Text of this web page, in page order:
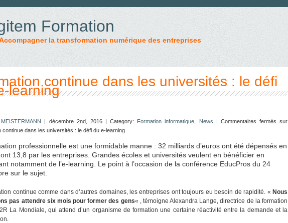
Formation
la transformation numérique des entreprises
continue dans les universités : le défi
learning
| décembre 2nd, 2016 | Category: Formation informatique News | Commentaires fermés sur
continue dans les universités : le défi du e-learning
professionnelle est une formidable manne : 32 milliards d’euros ont été dépensés en
13,8 par les entreprises. Grandes écoles et universités veulent en bénéficier en
notamment de l’e-learning. Le point à l’occasion de la conférence EducPros du 24
sur le sujet.
continue comme dans d’autres domaines, les entreprises ont toujours eu besoin de rapidité. « Nous
pas attendre six mois pour former des gens« , témoigne Alexandra Lange, directrice de la formation
La Mondiale, qui attend d’un organisme de formation une certaine réactivité entre la demande et la